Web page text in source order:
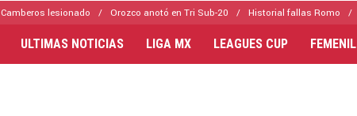
Camberos lesionado Orozco anotó en Tri Sub-20 Historial fallas Romo
ULTIMAS NOTICIAS LIGA MX LEAGUES CUP FEMENIL